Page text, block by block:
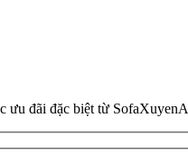
ưu đãi đặc biệt từ SofaXuyenA